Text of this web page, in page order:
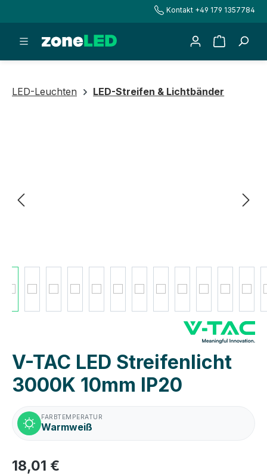
Kontakt +49 179 1357784
LED-Leuchten LED-Streifen & Lichtbänder
V-TAC LED Streifenlicht
3000K 10mm IP20
FARBTEMPERATUR
Warmweiß
18,01 €